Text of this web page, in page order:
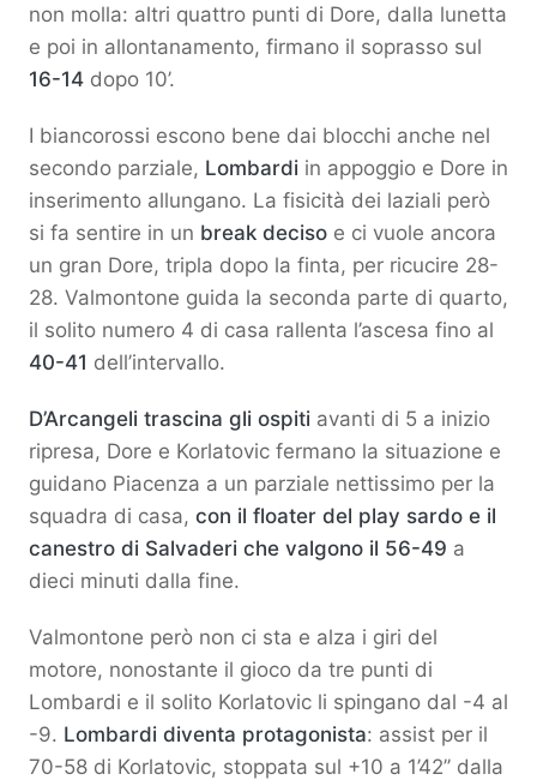
non molla: altri quattro punti di Dore, dalla lunetta
e poi in allontanamento, firmano il soprasso sul
16-14 dopo 10’.
I biancorossi escono bene dai blocchi anche nel
secondo parziale, Lombardi in appoggio e Dore in
inserimento allungano. La fisicità dei laziali però
si fa sentire in un break deciso e ci vuole ancora
un gran Dore, tripla dopo la finta, per ricucire 28-
28. Valmontone guida la seconda parte di quarto,
il solito numero 4 di casa rallenta l’ascesa fino al
40-41 dell’intervallo.
D’Arcangeli trascina gli ospiti avanti di 5 a inizio
ripresa, Dore e Korlatovic fermano la situazione e
guidano Piacenza a un parziale nettissimo per la
squadra di casa, con il floater del play sardo e il
canestro di Salvaderi che valgono il 56-49 a
dieci minuti dalla fine.
Valmontone però non ci sta e alza i giri del
motore, nonostante il gioco da tre punti di
Lombardi e il solito Korlatovic li spingano dal -4 al
-9. Lombardi diventa protagonista: assist per il
70-58 di Korlatovic, stoppata sul +10 a 1’42’’ dalla